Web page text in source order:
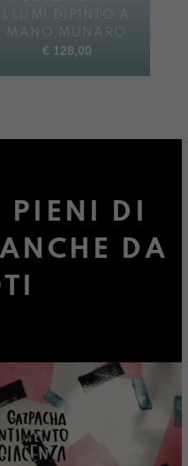
LLUMI DIPINTO A
MANO MUNARO
€ 128,00
PIENI DI
DA